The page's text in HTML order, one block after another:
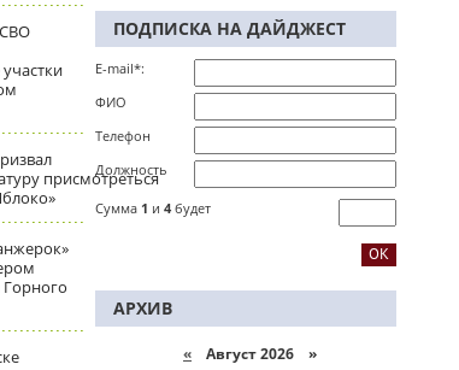
присмотреться
ПОДПИСКА НА ДАЙДЖЕСТ
E-mail*:
ФИО
Телефон
Должность
Сумма 1 и 4 будет
АРХИВ
« Август 2026 »